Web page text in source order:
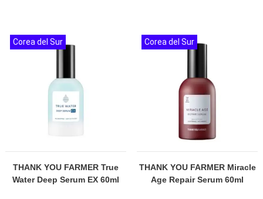
THANK YOU FARMER True
Water Deep Serum EX 60ml
Corea del Sur
THANK YOU FARMER Miracle
Age Repair Serum 60ml
Corea del Sur